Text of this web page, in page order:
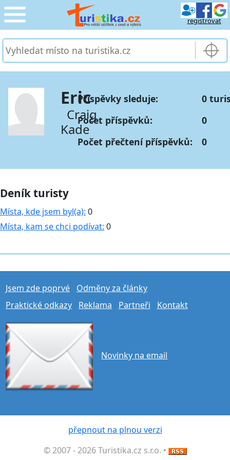
registrovat
CESTOVÁNÍ
SLUŽBY & DOPRAVA ›
PRO TURISTY ›
MOJE TURISTIKA ›
Eric
Craig
Kade
Příspěvky sleduje:
0
Počet příspěvků:
0
Počet přečtení příspěvků:
0
Deník turisty
Místa, kde jsem byl(a): 0
Místa, kam se chci podívat: 0
Jsem zde poprvé
Odměny za články
Praktické odkazy
Reklama Partneři Kontakt
Novinky na email
přepnout na plnou verzi
© 2007 - 2026 Turistika.cz s.r.o. •